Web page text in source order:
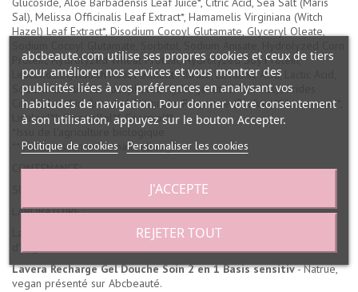
Sal), Melissa Officinalis Leaf Extract*, Hamamelis Virginiana (Witch
Hazel) Leaf Extract*, Disodium Cocoyl Glutamate, Glyceryl Oleate,
Protein, Hydrolyzed Wheat Protein, Hydrolyzed Soy Protein,
Leuconostoc/Radish Root Ferment Filtrate, Levulinic Acid, Lactic Acid,
Sodium Levulinate, Tocopherol, Hydrogenated Palm Glycerides
Citrate, Lecithin, Ascorbyl Palmitate, Fragrance (Parfum)**, Limonene**,
Linalool**, Citronellol**, Geraniol**.
*Issu de l'agriculture biologique
** Huiles essentielles naturelles._
CONTENANCE:
LABORATOIRE :
Lavera Naturkosmetik - Allemagne, spécialisé en produit de soin et
Lavera Recharge Gel Douche Soin 2 en 1 Basis sensitiv- Natrue,
vegan présenté sur Abcbeauté.
abcbeaute.com utilise ses propres cookies et ceux de tiers
pour améliorer nos services et vous montrer des
publicités liées à vos préférences en analysant vos
habitudes de navigation. Pour donner votre consentement
à son utilisation, appuyez sur le bouton Accepter.
Politique de cookies Personnaliser les cookies
REJETER TOUT
J'ACCEPTE